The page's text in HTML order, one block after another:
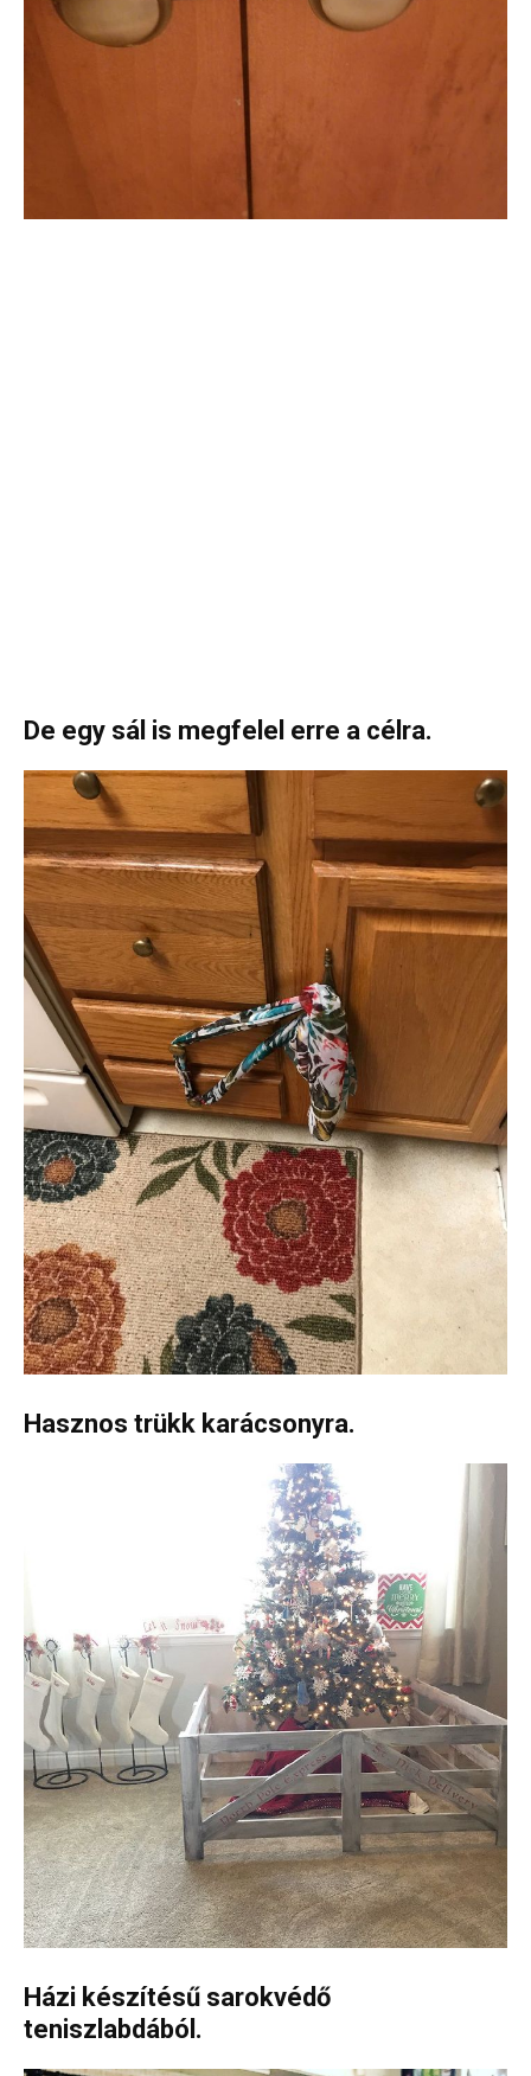
De egy sál is megfelel erre a célra.
Hasznos trükk karácsonyra.
Házi készítésű sarokvédő
teniszlabdából.